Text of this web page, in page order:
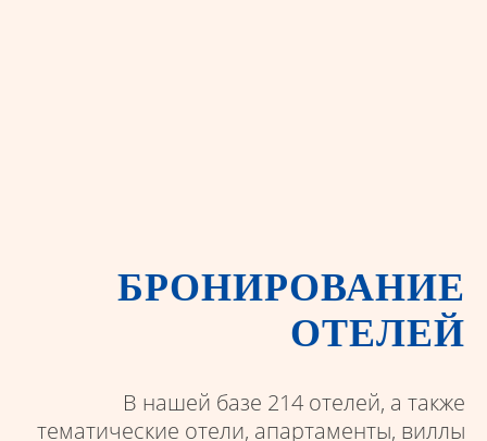
БРОНИРОВАНИЕ
ОТЕЛЕЙ
В нашей базе 214 отелей, а также
тематические отели, апартаменты, виллы